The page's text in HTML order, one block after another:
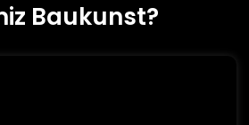
Baukunst?